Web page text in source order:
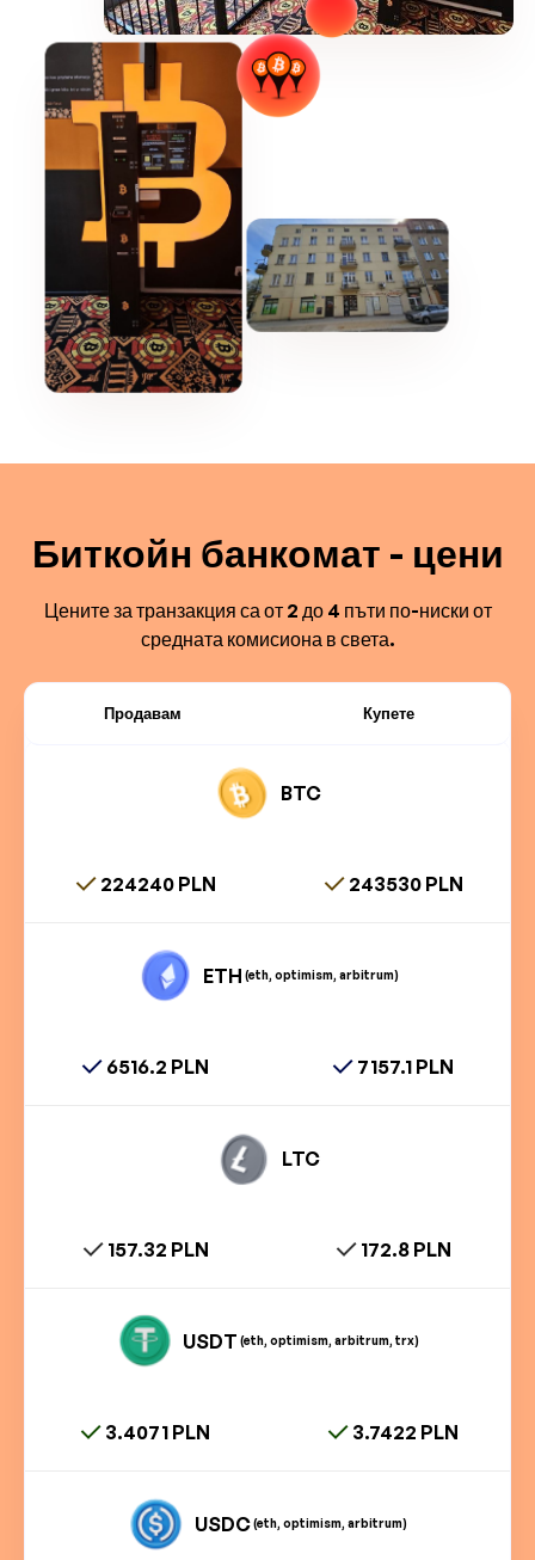
Биткойн банкомат - цени
Цените за транзакция са от 2 до 4 пъти по-ниски от
средната комисиона в света.
Продавам Купете
BTC
224240 PLN 243530 PLN
ETH (eth, optimism, arbitrum)
6516.2 PLN 7157.1 PLN
LTC
157.32 PLN 172.8 PLN
USDT (eth, optimism, arbitrum, trx)
3.4071 PLN 3.7422 PLN
USDC(eth, optimism, arbitrum)